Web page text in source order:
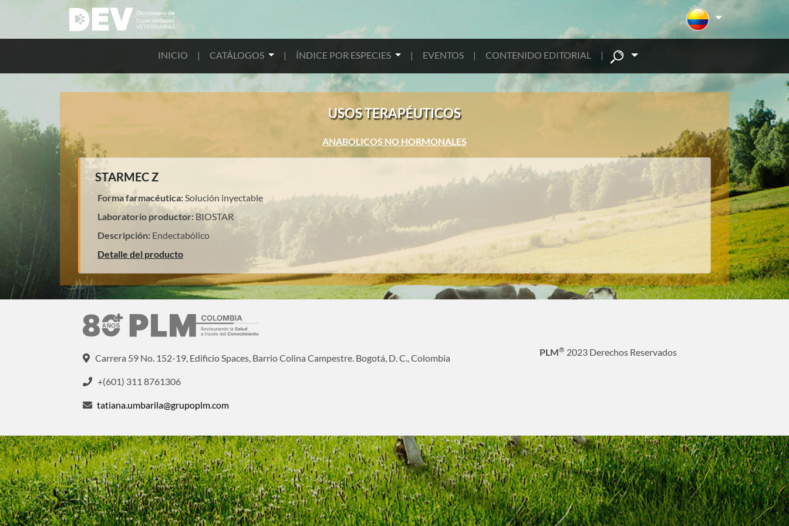
INICIO | CATÁLOGOS | ÍNDICE POR ESPECIES | EVENTOS | CONTENIDO EDITORIAL |
USOS TERAPÉUTICOS
ANABOLICOS NO HORMONALES
STARMEC Z
Forma farmacéutica:Solución inyectable
Laboratorio productor: BIOSTAR
Descripción: Endectabólico
Detalle del producto
Carrera 59 No. 152-19, Edificio Spaces, Barrio Colina Campestre. Bogotá, D. C., Colombia
+(601) 311 8761306
tatiana.umbarila@grupoplm.com
PLM® 2023 Derechos Reservados